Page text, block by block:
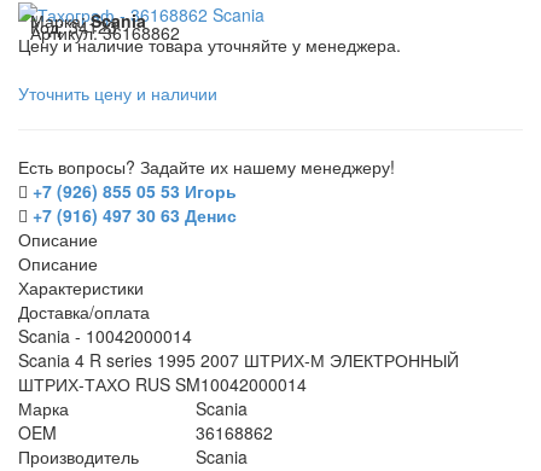
Марка:Scania
Код:34123
Артикул:36168862
Цену и наличие товара уточняйте у менеджера.
Уточнить цену и наличии
Есть вопросы? Задайте их нашему менеджеру!
+7 (926) 855 05 53 Игорь
+7 (916) 497 30 63 Денис
Описание
Описание
Характеристики
Доставка/оплата
Scania - 10042000014
Scania 4 R series 1995 2007 ШТРИХ-М ЭЛЕКТРОННЫЙ
ШТРИХ-ТАХО RUS SM10042000014
Марка
Scania
OEM
36168862
Производитель
Scania